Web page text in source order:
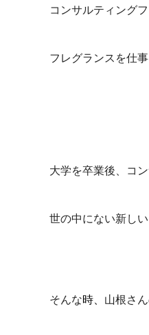
コンサルティング
フレグランスを仕
大学を卒業後、コ
世の中にない新し
そんな時、 山根さ